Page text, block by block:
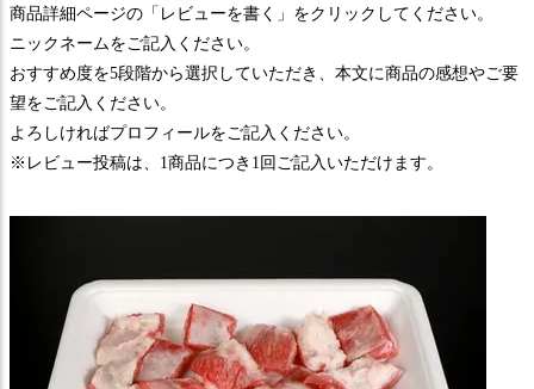
商品詳細ページの「レビューを書く」をクリックしてください。
ニックネームをご記入ください。
おすすめ度を5段階から選択していただき、本文に商品の感想やご要
望をご記入ください。
よろしければプロフィールをご記入ください。
※レビュー投稿は、1商品につき1回ご記入いただけます。